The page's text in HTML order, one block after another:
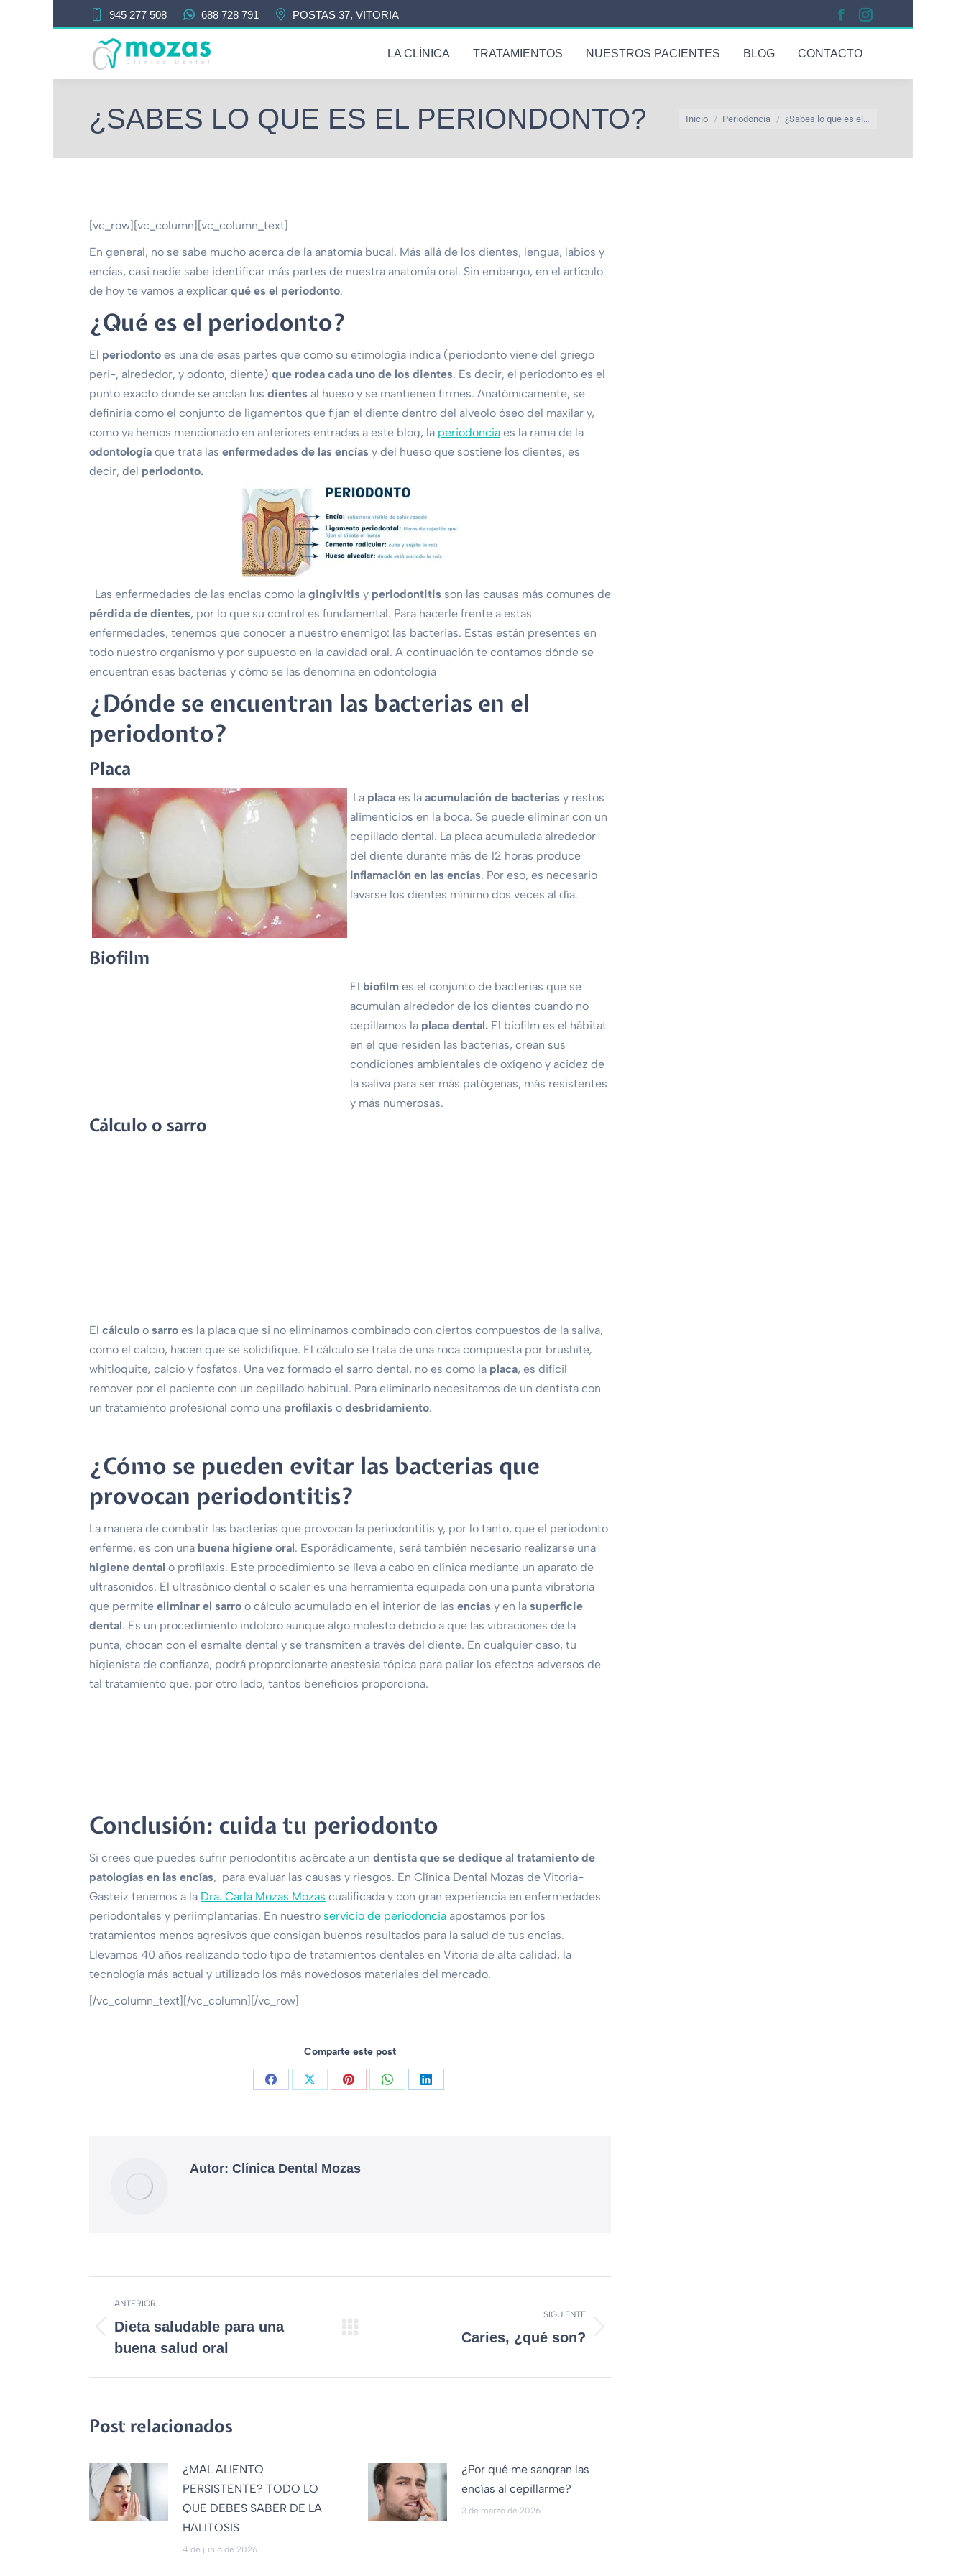
945 277 508 688 728 791 POSTAS 37, VITORIA
LA CLÍNICA TRATAMIENTOS NUESTROS PACIENTES BLOG CONTACTO
¿SABES LO QUE ES EL PERIONDONTO? Inicio Periodoncia ¿Sabes lo que es el…
[vc_row][vc_column][vc_column_text]
En general, no se sabe mucho acerca de la anatomía bucal. Más allá de los dientes, lengua, labios y
encías, casi nadie sabe identificar más partes de nuestra anatomía oral. Sin embargo, en el artículo
de hoy te vamos a explicar qué es el periodonto.
¿Qué es el periodonto?
El periodontoes una de esas partes que como su etimología indica (periodonto viene del griego
peri-, alrededor, y odonto, diente) que rodea cada uno de los dientes. Es decir, el periodonto es el
punto exacto donde se anclan los dientesal hueso y se mantienen firmes. Anatómicamente, se
definiría como el conjunto de ligamentos que fijan el diente dentro del alveolo óseo del maxilar y,
como ya hemos mencionado en anteriores entradas a este blog, la periodonciaes la rama de la
odontologíaque trata las enfermedades de las encíasy del hueso que sostiene los dientes, es
decir, del periodonto.
Las enfermedades de las encías como la gingivitisy periodontitisson las causas más comunes de
pérdida de dientes, por lo que su control es fundamental. Para hacerle frente a estas
enfermedades, tenemos que conocer a nuestro enemigo: las bacterias. Estas están presentes en
todo nuestro organismo y por supuesto en la cavidad oral. A continuación te contamos dónde se
encuentran esas bacterias y cómo se las denomina en odontología
¿Dónde se encuentran las bacterias en el
periodonto?
Placa
La placa es la acumulación de bacterias y restos
alimenticios en la boca. Se puede eliminar con un
cepillado dental. La placa acumulada alrededor
del diente durante más de 12 horas produce
inflamación en las encías. Por eso, es necesario
lavarse los dientes mínimo dos veces al día.
Biofilm
El biofilm es el conjunto de bacterias que se
acumulan alrededor de los dientes cuando no
cepillamos la placa dental. El biofilm es el hábitat
en el que residen las bacterias, crean sus
condiciones ambientales de oxígeno y acidez de
la saliva para ser más patógenas, más resistentes
y más numerosas.
Cálculo o sarro
El cálculoo sarroes la placa que si no eliminamos combinado con ciertos compuestos de la saliva,
como el calcio, hacen que se solidifique. El cálculo se trata de una roca compuesta por brushite,
whitloquite, calcio y fosfatos. Una vez formado el sarro dental, no es como la placa, es difícil
remover por el paciente con un cepillado habitual. Para eliminarlo necesitamos de un dentista con
un tratamiento profesional como una profilaxiso desbridamiento.
¿Cómo se pueden evitar las bacterias que
provocan periodontitis?
La manera de combatir las bacterias que provocan la periodontitis y, por lo tanto, que el periodonto
enferme, es con una buena higiene oral. Esporádicamente, será también necesario realizarse una
higiene dental o profilaxis. Este procedimiento se lleva a cabo en clínica mediante un aparato de
ultrasonidos. El ultrasónico dental o scaler es una herramienta equipada con una punta vibratoria
que permite eliminar el sarroo cálculo acumulado en el interior de las encíasy en la superficie
dental. Es un procedimiento indoloro aunque algo molesto debido a que las vibraciones de la
punta, chocan con el esmalte dental y se transmiten a través del diente. En cualquier caso, tu
higienista de confianza, podrá proporcionarte anestesia tópica para paliar los efectos adversos de
tal tratamiento que, por otro lado, tantos beneficios proporciona.
Conclusión: cuida tu periodonto
Si crees que puedes sufrir periodontitis acércate a un dentista que se dedique al tratamiento de
patologías en las encías, para evaluar las causas y riesgos. En Clínica Dental Mozas de Vitoria-
Gasteiz tenemos a la Dra. Carla Mozas Mozas cualificada y con gran experiencia en enfermedades
periodontales y periimplantarias. En nuestro servicio de periodonciaapostamos por los
tratamientos menos agresivos que consigan buenos resultados para la salud de tus encías.
Llevamos 40 años realizando todo tipo de tratamientos dentales en Vitoria de alta calidad, la
tecnología más actual y utilizado los más novedosos materiales del mercado.
[/vc_column_text][/vc_column][/vc_row]
Comparte este post
Autor: Clínica Dental Mozas
ANTERIOR
Dieta saludable para una
buena salud oral
SIGUIENTE
Caries, ¿qué son?
Post relacionados
¿MAL ALIENTO
PERSISTENTE? TODO LO
QUE DEBES SABER DE LA
HALITOSIS
4 de junio de 2026
¿Por qué me sangran las
encías al cepillarme?
3 de marzo de 2026